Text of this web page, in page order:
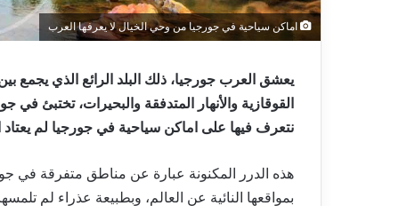
اماكن سياحية في جورجيا من وحي الخيال لا يعرفها العرب
يعشق العرب جورجيا، ذلك البلد الرائع الذي يجمع
القوقازية والأنهار المتدفقة والبحيرات، تختبئ
نتعرف فيها على اماكن سياحية في جورجيا لم يعتاد
هذه الدرر المكنونة عبارة عن مناطق متفرقة في
بمواقعها النائية عن العالم، وبطبيعة عذراء لم